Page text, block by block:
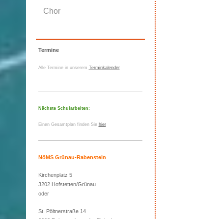
Chor
Termine
Alle Termine in unserem Terminkalender
Nächste Schularbeiten:
Einen Gesamtplan finden Sie hier
NöMS Grünau-Rabenstein
Kirchenplatz 5
3202 Hofstetten/Grünau
oder
St. Pöltnerstraße 14